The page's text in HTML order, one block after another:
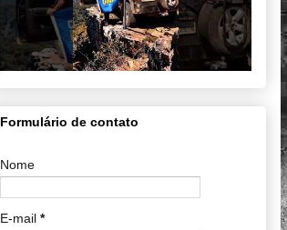
Formulário de contato
Nome
E-mail *